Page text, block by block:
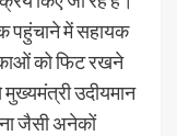
पहुंचाने में सहायक
को फिट रखने
उदीयमान
जैसी अनेकों